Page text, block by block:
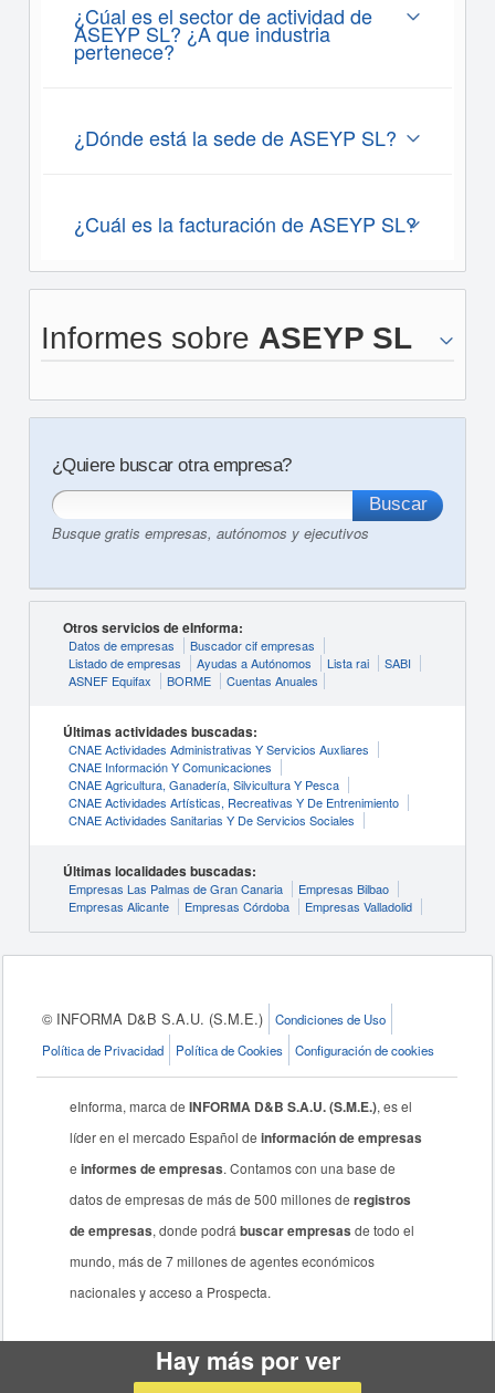
¿Cúal es el sector de actividad de
ASEYP SL? ¿A que industria
pertenece?
¿Dónde está la sede de ASEYP SL?
¿Cuál es la facturación de ASEYP SL?
Informes sobre ASEYP SL
¿Quiere buscar otra empresa?
Busque gratis empresas, autónomos y ejecutivos
Otros servicios de eInforma:
Datos de empresas
Buscador cif empresas
Listado de empresas
Ayudas a Autónomos Lista rai
SABI
ASNEF Equifax
BORME Cuentas Anuales
Últimas actividades buscadas:
CNAE Actividades Administrativas Y Servicios Auxliares
CNAE Información Y Comunicaciones
CNAE Agricultura, Ganadería, Silvicultura Y Pesca
CNAE Actividades Artísticas, Recreativas Y De Entrenimiento
CNAE Actividades Sanitarias Y De Servicios Sociales
Últimas localidades buscadas:
Empresas Las Palmas de Gran Canaria
Empresas Bilbao
Empresas Alicante
Empresas Córdoba Empresas Valladolid
© INFORMA D&B S.A.U. (S.M.E.)
Condiciones de Uso
Política de Privacidad
Política de Cookies Configuración de cookies
eInforma, marca deINFORMA D&B S.A.U. (S.M.E.), es el
líder en el mercado Español deinformación de empresas
einformes de empresas. Contamos con una base de
datos de empresas de más de 500 millones deregistros
de empresas, donde podrábuscar empresas de todo el
mundo, más de 7 millones de agentes económicos
nacionales y acceso a Prospecta.
Hay más por ver